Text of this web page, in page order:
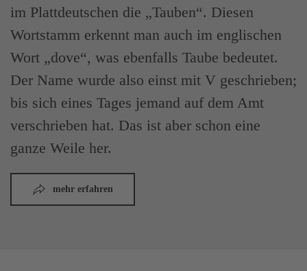
im Plattdeutschen die „Tauben“. Diesen
Wortstamm erkennt man auch im englischen
Wort „dove“, was ebenfalls Taube bedeutet.
Der Name wurde also einst mit V geschrieben;
bis sich eines Tages jemand auf dem Amt
verschrieben hat. Das ist aber schon eine
ganze Weile her.
mehr erfahren